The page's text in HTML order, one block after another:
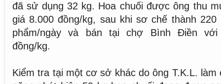
đã sử dụng 32 kg. Hoa chuối được ông thu
giá 8.000 đồng/kg, sau khi sơ chế thành 220
phẩm/ngày và bán tại chợ Bình Điền với
đồng/kg.
Kiểm tra tại một cơ sở khác do ông T.K.L.